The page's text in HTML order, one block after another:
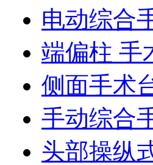
电动综合
端偏柱 手
侧面手术
手动综合
头部操纵